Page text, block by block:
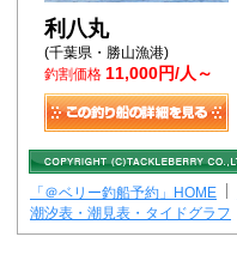
利八丸
(千葉県・勝山漁港)
釣割価格 11,000円/人～
「＠ベリー釣船予約」HOME
潮汐表・潮見表・タイドグラフ